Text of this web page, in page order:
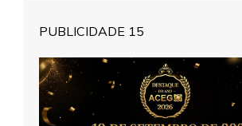
PUBLICIDADE 15